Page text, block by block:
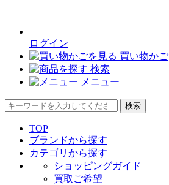
ログイン
買い物かご
検索
メニュー
検索
TOP
ブランドから探す
カテゴリから探す
ショッピングガイド
買取ご希望